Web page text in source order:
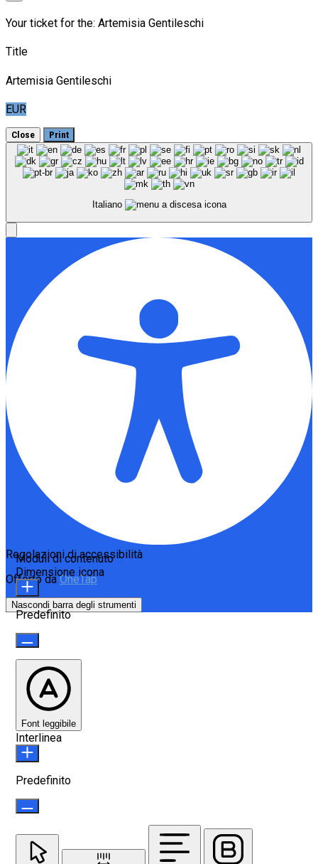
Your ticket for the: Artemisia Gentileschi
Title
Artemisia Gentileschi
EUR
Close Print
Italiano
Regolazioni di accessibilità
Offerto daOneTap
Nascondi barra degli strumenti
Moduli di contenuto
Dimensione icona
Predefinito
Font leggibile
Interlinea
Predefinito